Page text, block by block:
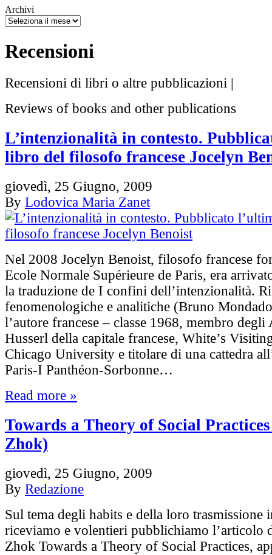
Archivi
Recensioni
Recensioni di libri o altre pubblicazioni |
Reviews of books and other publications
L’intenzionalità in contesto.
libro del filosofo francese Jocelyn
giovedì, 25 Giugno, 2009
By Lodovica Maria Zanet
Nel 2008 Jocelyn Benoist, filosofo francese
Ecole Normale Supérieure de Paris, era
la traduzione de I confini dell’intenzionalità.
fenomenologiche e analitiche (Bruno
l’autore francese – classe 1968, membro degli
Husserl della capitale francese, White’s
Chicago University e titolare di una cattedra
Paris-I Panthéon-Sorbonne…
Read more »
Towards a Theory of Social
Zhok)
giovedì, 25 Giugno, 2009
By Redazione
Sul tema degli habits e della loro trasmissione
riceviamo e volentieri pubblichiamo l’articolo
Zhok Towards a Theory of Social Practices,